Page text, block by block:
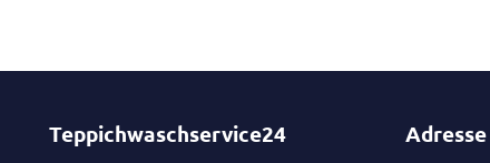
Teppichwaschservice24 Adresse